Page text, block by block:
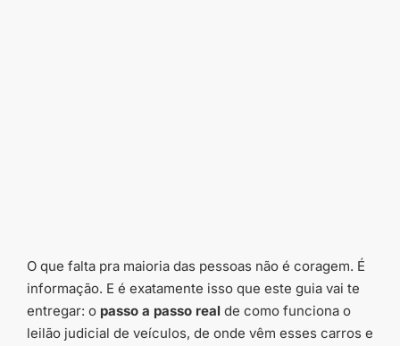
O que falta pra maioria das pessoas não é coragem. É
informação. E é exatamente isso que este guia vai te
entregar: o passo a passo real de como funciona o
leilão judicial de veículos, de onde vêm esses carros e